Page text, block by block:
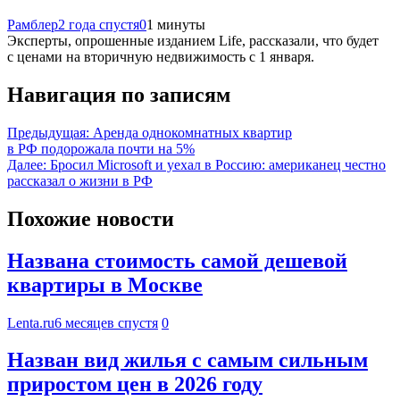
Рамблер2 года спустя01 минуты
Эксперты, опрошенные изданием Life, рассказали, что будет
с ценами на вторичную недвижимость с 1 января.
Навигация по записям
Предыдущая: Аренда однокомнатных квартир
в РФ подорожала почти на 5%
Далее: Бросил Microsoft и уехал в Россию: американец честно
рассказал о жизни в РФ
Похожие новости
Названа стоимость самой дешевой
квартиры в Москве
Lenta.ru6 месяцев спустя 0
Назван вид жилья с самым сильным
приростом цен в 2026 году